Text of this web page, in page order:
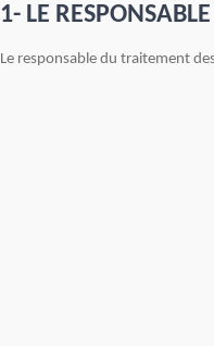
1- LE
Le responsable du traitement